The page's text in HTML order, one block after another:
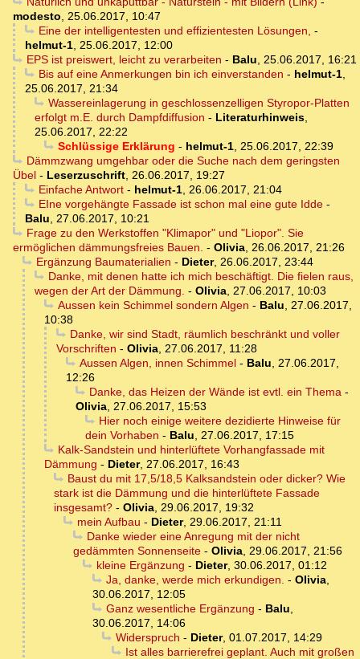
modesto, 25.06.2017, 10:47
Eine der intelligentesten und effizientesten Lösungen, -
helmut-1, 25.06.2017, 12:00
EPS ist preiswert, leicht zu verarbeiten - Balu, 25.06.2017, 16:21
Bis auf eine Anmerkungen bin ich einverstanden - helmut-1,
25.06.2017, 21:34
Wassereinlagerung in geschlossenzelligen Styropor-Platten
erfolgt m.E. durch Dampfdiffusion - Literaturhinweis,
25.06.2017, 22:22
Schlüssige Erklärung - helmut-1, 25.06.2017, 22:39
Dämmzwang umgehbar oder die Suche nach dem geringsten
Übel - Leserzuschrift, 26.06.2017, 19:27
Einfache Antwort- helmut-1, 26.06.2017, 21:04
EIne vorgehängte Fassade ist schon mal eine gute Idde-
Balu, 27.06.2017, 10:21
Frage zu den Werkstoffen "Klimapor" und "Liopor". Sie
ermöglichen dämmungsfreies Bauen. - Olivia, 26.06.2017, 21:26
Ergänzung Baumaterialien - Dieter, 26.06.2017, 23:44
Danke, mit denen hatte ich mich beschäftigt. Die fielen raus,
wegen der Art der Dämmung. - Olivia, 27.06.2017, 10:03
Aussen kein Schimmel sondern Algen - Balu, 27.06.2017,
10:38
Danke, wir sind Stadt, räumlich beschränkt und voller
Vorschriften - Olivia, 27.06.2017, 11:28
Aussen Algen, innen Schimmel- Balu, 27.06.2017,
12:26
Danke, das Heizen der Wände ist evtl. ein Thema-
Olivia, 27.06.2017, 15:53
Hier noch einige weitere dezidierte Hinweise für
dein Vorhaben - Balu, 27.06.2017, 17:15
Kalk-Sandstein und hinterlüftete Vorhangfassade mit
Dämmung - Dieter, 27.06.2017, 16:43
Baust du mit 17,5/18,5 Kalksandstein oder dicker? Wie
stark ist die Dämmung und die hinterlüftete Fassade
insgesamt? - Olivia, 29.06.2017, 19:32
mein Aufbau - Dieter, 29.06.2017, 21:11
Danke wieder eine Anregung mit der nicht
gedämmten Sonnenseite - Olivia, 29.06.2017, 21:56
kleine Ergänzung - Dieter, 30.06.2017, 01:12
Ja, danke, werde mich erkundigen. - Olivia,
30.06.2017, 12:05
Ganz wesentliche Ergänzung - Balu,
30.06.2017, 14:06
Widerspruch - Dieter, 01.07.2017, 14:29
Ist alles barrierefrei geplant. Auch mit großen